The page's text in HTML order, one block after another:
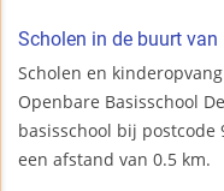
Scholen in de buurt
Scholen en
Openbare Basisschool
basisschool bij postcode
een afstand van 0.5 km.